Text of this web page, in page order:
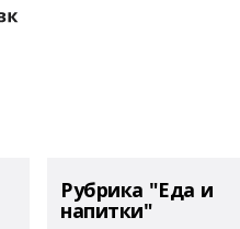
Рубрика "Еда и
напитки"